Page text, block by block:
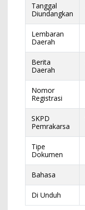
Tanggal
Diundangkan
Lembaran
Daerah
Berita
Daerah
Nomor
Registrasi
SKPD
Pemrakarsa
Tipe
Dokumen
Bahasa
Di Unduh